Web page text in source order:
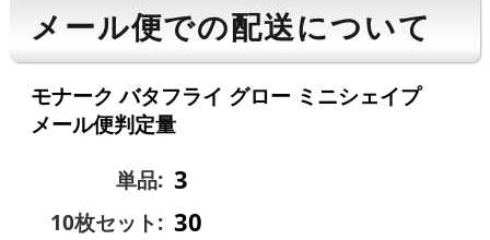
メール便での配送について
モナーク バタフライ グロー ミニシェイプ
メール便判定量
単品: 3
10枚セット: 30